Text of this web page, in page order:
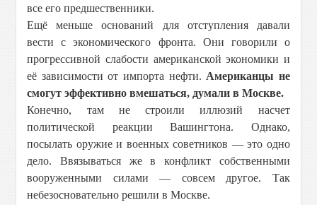
все его предшественники.
Ещё меньше оснований для отступления давали
вести с экономического фронта. Они говорили о
прогрессивной слабости американской экономики и
её зависимости от импорта нефти. Американцы не
смогут эффективно вмешаться, думали в Москве.
Конечно, там не строили иллюзий насчет
политической реакции Вашингтона. Однако,
посылать оружие и военных советников — это одно
дело. Ввязываться же в конфликт собственными
вооруженными силами — совсем другое. Так
небезосновательно решили в Москве.